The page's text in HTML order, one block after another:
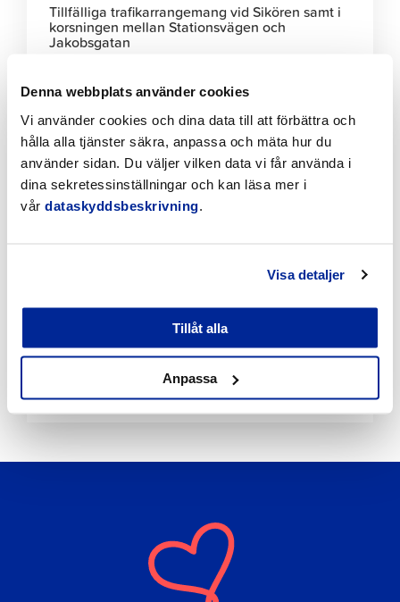
Denna webbplats använder cookies
Vi använder cookies och dina data till att förbättra och
hålla alla tjänster säkra, anpassa och mäta hur du
använder sidan. Du väljer vilken data vi får använda i
dina sekretessinställningar och kan läsa mer i
vår dataskyddsbeskrivning
Visa detaljer
Tillåt alla
Anpassa
Tillfälliga trafikarrangemang vid Sikören samt i
korsningen mellan Stationsvägen och
Jakobsgatan
Klicka
för
att
läsa
artikeln
Förbättringar på Gamla hamnens och Fäbodas
stränder med hjälp av invånarbudgeten